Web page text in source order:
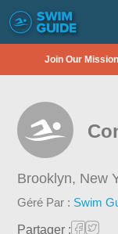
Join Our
Brooklyn, New
Géré Par : Swim
Partager :